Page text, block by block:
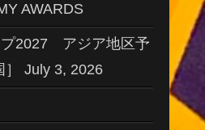
AWARDS
プ2027 アジア地区予
July 3, 2026